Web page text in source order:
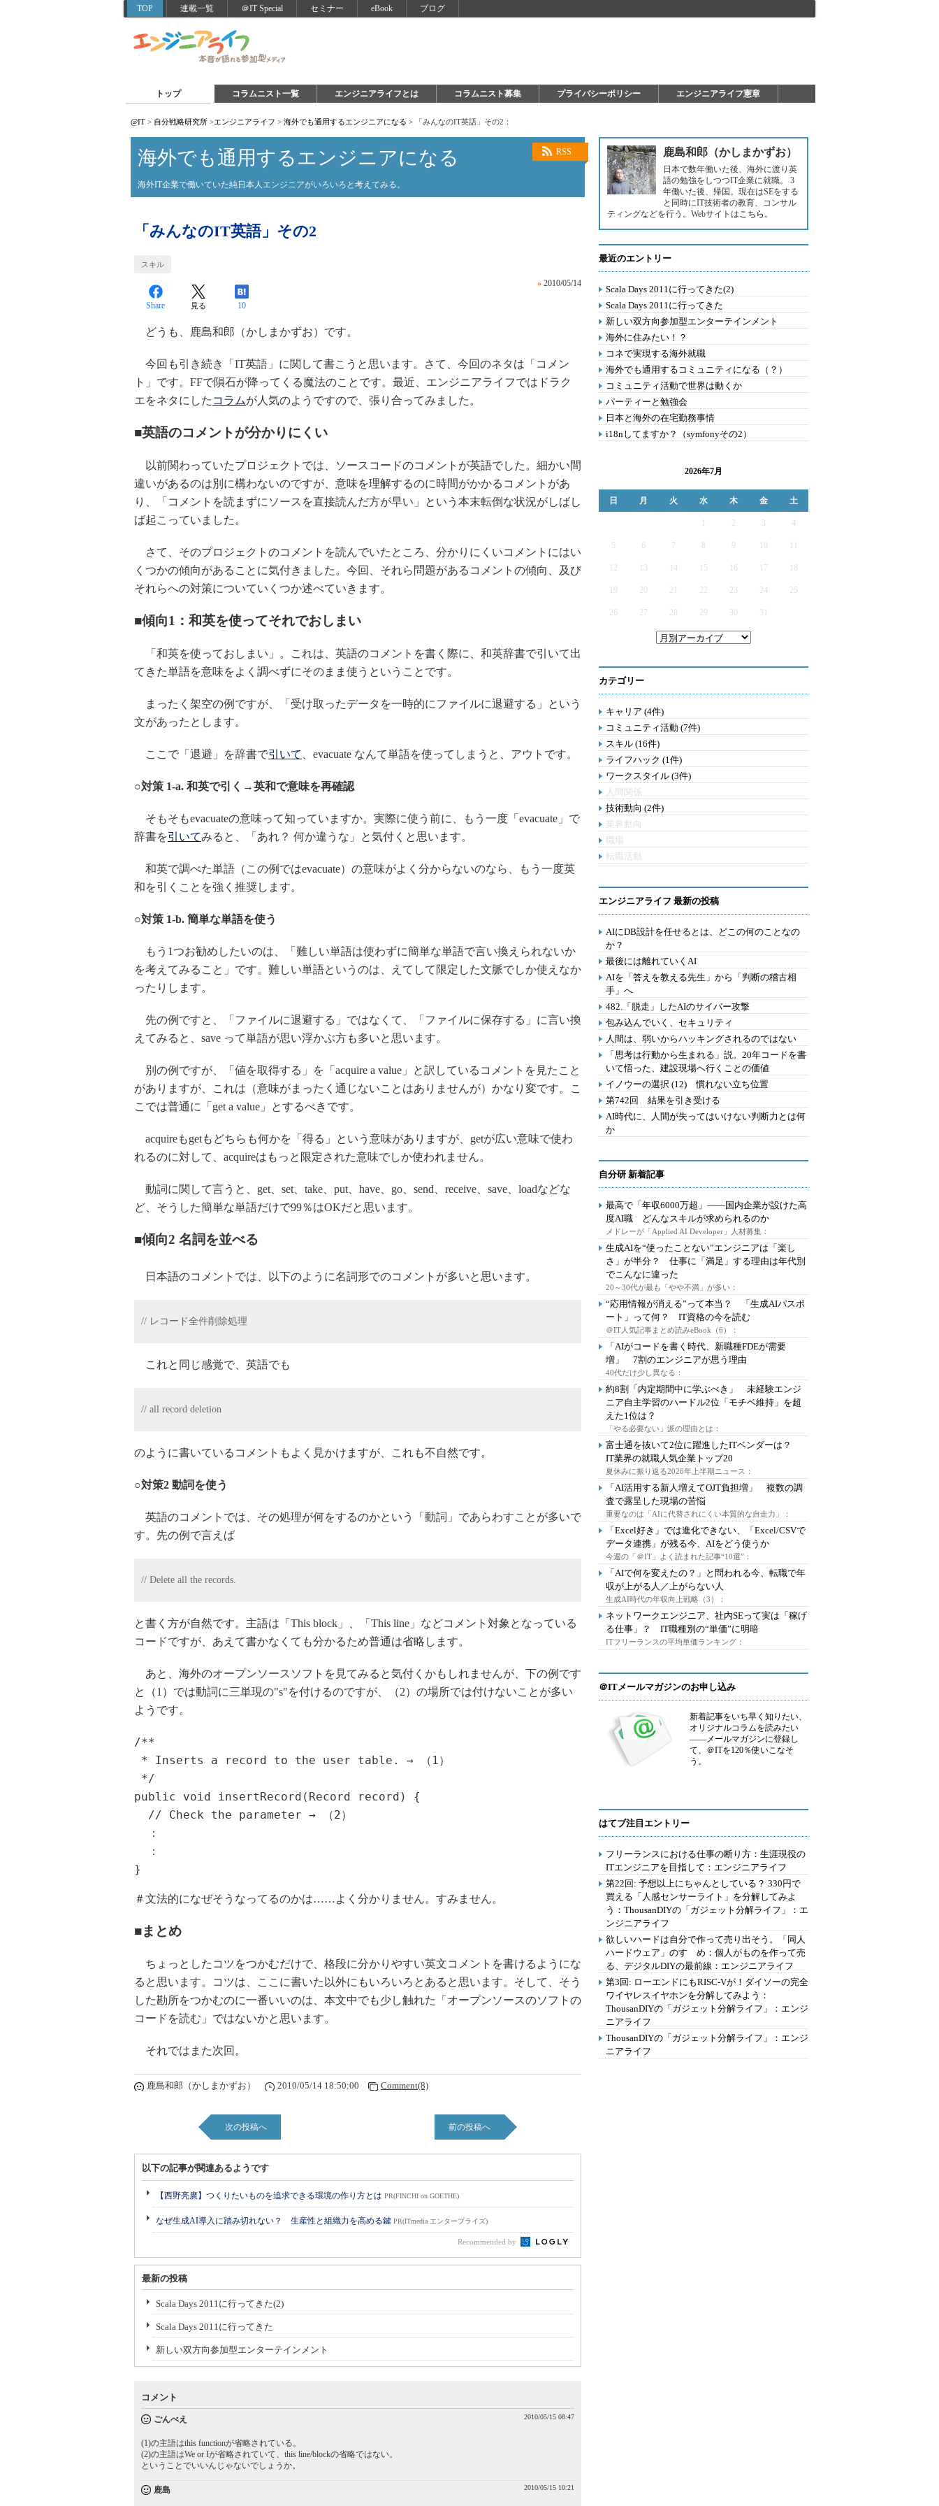
TOP 連載一覧 ＠IT Special セミナー eBook ブログ
トップ コラムニスト一覧 エンジニアライフとは コラムニスト募集 プライバシーポリシー エンジニアライフ憲章
@IT > 自分戦略研究所 >エンジニアライフ > 海外でも通用するエンジニアになる > 「みんなのIT英語」その2：
RSS
海外でも通用するエンジニアになる
海外IT企業で働いていた純日本人エンジニアがいろいろと考えてみる。
「みんなのIT英語」その2
スキル
» 2010/05/14
Share 見る 10
どうも、鹿島和郎（かしまかずお）です。
今回も引き続き「IT英語」に関して書こうと思います。さて、今回のネタは「コメン
ト」です。FFで隕石が降ってくる魔法のことです。最近、エンジニアライフではドラク
エをネタにした コラムが人気のようですので、張り合ってみました。
■英語のコメントが分かりにくい
以前関わっていたプロジェクトでは、ソースコードのコメントが英語でした。細かい間
違いがあるのは別に構わないのですが、意味を理解するのに時間がかかるコメントがあ
り、「コメントを読まずにソースを直接読んだ方が早い」という本末転倒な状況がしばし
ば起こっていました。
さて、そのプロジェクトのコメントを読んでいたところ、分かりにくいコメントにはい
くつかの傾向があることに気付きました。今回、それら問題があるコメントの傾向、及び
それらへの対策についていくつか述べていきます。
■傾向1：和英を使ってそれでおしまい
「和英を使っておしまい」。これは、英語のコメントを書く際に、和英辞書で引いて出
てきた単語を意味をよく調べずにそのまま使うということです。
まったく架空の例ですが、「受け取ったデータを一時的にファイルに退避する」という
文があったとします。
ここで「退避」を辞書で引いて 、evacuate なんて単語を使ってしまうと、アウトです。
○対策 1-a. 和英で引く→英和で意味を再確認
そもそもevacuateの意味って知っていますか。実際に使う前に、もう一度「evacuate」で
辞書を引いてみると、「あれ？ 何か違うな」と気付くと思います。
和英で調べた単語（この例ではevacuate）の意味がよく分からないのなら、もう一度英
和を引くことを強く推奨します。
○対策 1-b. 簡単な単語を使う
もう1つお勧めしたいのは、「難しい単語は使わずに簡単な単語で言い換えられないか
を考えてみること」です。難しい単語というのは、えてして限定した文脈でしか使えなか
ったりします。
先の例ですと、「ファイルに退避する」ではなくて、「ファイルに保存する」に言い換
えてみると、save って単語が思い浮かぶ方も多いと思います。
別の例ですが、「値を取得する」を「acquire a value」と訳しているコメントを見たこと
がありますが、これは（意味がまったく通じないことはありませんが）かなり変です。こ
こでは普通に「get a value」とするべきです。
acquireもgetもどちらも何かを「得る」という意味がありますが、getが広い意味で使わ
れるのに対して、acquireはもっと限定された意味でしか使われません。
動詞に関して言うと、get、set、take、put、have、go、send、receive、save、loadなどな
ど、そうした簡単な単語だけで99％はOKだと思います。
■傾向2 名詞を並べる
日本語のコメントでは、以下のように名詞形でのコメントが多いと思います。
// レコード全件削除処理
これと同じ感覚で、英語でも
// all record deletion
のように書いているコメントもよく見かけますが、これも不自然です。
○対策2 動詞を使う
英語のコメントでは、その処理が何をするのかという「動詞」であらわすことが多いで
す。先の例で言えば
// Delete all the records.
と書く方が自然です。主語は「This block」、「This line」などコメント対象となっている
コードですが、あえて書かなくても分かるため普通は省略します。
あと、海外のオープンソースソフトを見てみると気付くかもしれませんが、下の例です
と（1）では動詞に三単現の"s"を付けるのですが、（2）の場所では付けないことが多い
ようです。
/**
* Inserts a record to the user table. → （1）
*/
public void insertRecord(Record record) {
// Check the parameter → （2）
：
：
}
＃文法的になぜそうなってるのかは……よく分かりません。すみません。
■まとめ
ちょっとしたコツをつかむだけで、格段に分かりやすい英文コメントを書けるようにな
ると思います。コツは、ここに書いた以外にもいろいろとあると思います。そして、そう
した勘所をつかむのに一番いいのは、本文中でも少し触れた「オープンソースのソフトの
コードを読む」ではないかと思います。
それではまた次回。
鹿島和郎（かしまかずお） 2010/05/14 18:50:00 Comment(8)
次の投稿へ 前の投稿へ
以下の記事が関連あるようです
【西野亮廣】つくりたいものを追求できる環境の作り方とは PR(FINCHI on GOETHE)
なぜ生成AI導入に踏み切れない？ 生産性と組織力を高める鍵 PR(ITmedia エンタープライズ)
Recommended by
最新の投稿
Scala Days 2011に行ってきた(2)
Scala Days 2011に行ってきた
新しい双方向参加型エンターテインメント
コメント
ごんべえ 2010/05/15 08:47
(1)の主語はthis functionが省略されている。
(2)の主語はWe or Iが省略されていて、this line/blockの省略ではない。
ということでいいんじゃないでしょうか。
鹿島 2010/05/15 10:21
鹿島和郎（かしまかずお）
日本で数年働いた後、海外に渡り英
語の勉強をしつつIT企業に就職。 3
年働いた後、帰国。現在はSEをする
と同時にIT技術者の教育、コンサル
ティングなどを行う。Webサイトはこちら 。
最近のエントリー
Scala Days 2011に行ってきた(2)
Scala Days 2011に行ってきた
新しい双方向参加型エンターテインメント
海外に住みたい！？
コネで実現する海外就職
海外でも通用するコミュニティになる（？）
コミュニティ活動で世界は動くか
パーティーと勉強会
日本と海外の在宅勤務事情
i18nしてますか？（symfonyその2）
2026年7月
日 月 火 水 木 金 土
2 3 4
5 6 7 9
12 13 14 15 16 17
19 20 21 22 23 24 25
26 27 28 29 30 31
カテゴリー
キャリア (4件)
コミュニティ活動 (7件)
スキル (16件)
ライフハック (1件)
ワークスタイル (3件)
人間関係
技術動向 (2件)
業界動向
職場
転職活動
エンジニアライフ 最新の投稿
AIにDB設計を任せるとは、どこの何のことなの
か？
最後には離れていくAI
AIを「答えを教える先生」から「判断の稽古相
手」へ
482.「脱走」したAIのサイバー攻撃
包み込んでいく、セキュリティ
人間は、弱いからハッキングされるのではない
「思考は行動から生まれる」説。20年コードを書
いて悟った、建設現場へ行くことの価値
イノウーの選択 (12) 慣れない立ち位置
第742回 結果を引き受ける
AI時代に、人間が失ってはいけない判断力とは何
か
自分研 新着記事
最高で「年収6000万超」――国内企業が設けた高
度AI職 どんなスキルが求められるのか
メドレーが「Applied AI Developer」人材募集：
生成AIを“使ったことない”エンジニアは「楽し
さ」が半分？ 仕事に「満足」する理由は年代別
でこんなに違った
20～30代が最も「やや不満」が多い：
“応用情報が消える”って本当？ 「生成AIパスポ
ート」って何？ IT資格の今を読む
＠IT人気記事まとめ読みeBook（6）：
「AIがコードを書く時代、新職種FDEが需要
増」 7割のエンジニアが思う理由
40代だけ少し異なる：
約8割「内定期間中に学ぶべき」 未経験エンジ
ニア自主学習のハードル2位「モチベ維持」を超
えた1位は？
「やる必要ない」派の理由とは：
富士通を抜いて2位に躍進したITベンダーは？
IT業界の就職人気企業トップ20
夏休みに振り返る2026年上半期ニュース：
「AI活用する新人増えてOJT負担増」 複数の調
査で露呈した現場の苦悩
重要なのは「AIに代替されにくい本質的な自走力」：
「Excel好き」では進化できない、「Excel/CSVで
データ連携」が残る今、AIをどう使うか
今週の「＠IT」よく読まれた記事“10選”：
「AIで何を変えたの？」と問われる今、転職で年
収が上がる人／上がらない人
生成AI時代の年収向上戦略（3）：
ネットワークエンジニア、社内SEって実は「稼げ
る仕事」？ IT職種別の“単価”に明暗
ITフリーランスの平均単価ランキング：
＠ITメールマガジンのお申し込み
新着記事をいち早く知りたい、
オリジナルコラムを読みたい
――メールマガジンに登録し
て、＠ITを120％使いこなそ
う。
はてブ注目エントリー
フリーランスにおける仕事の断り方：生涯現役の
ITエンジニアを目指して：エンジニアライフ
第22回: 予想以上にちゃんとしている？ 330円で
買える「人感センサーライト」を分解してみよ
う：ThousanDIYの「ガジェット分解ライフ」：エ
ンジニアライフ
欲しいハードは自分で作って売り出そう。「同人
ハードウェア」のすゝめ：個人がものを作って売
る、デジタルDIYの最前線：エンジニアライフ
第3回: ローエンドにもRISC-Vが！ダイソーの完全
ワイヤレスイヤホンを分解してみよう：
ThousanDIYの「ガジェット分解ライフ」：エンジ
ニアライフ
ThousanDIYの「ガジェット分解ライフ」：エンジ
ニアライフ